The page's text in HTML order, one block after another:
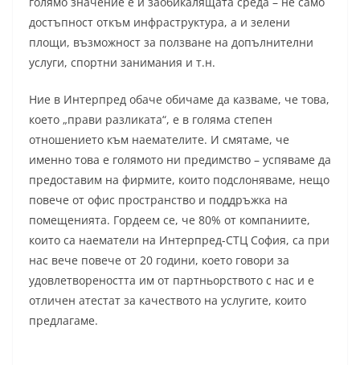
достъпност откъм инфраструктура, а и зелени
площи, възможност за ползване на допълнителни
услуги, спортни занимания и т.н.
Ние в Интерпред обаче обичаме да казваме, че това,
което „прави разликата“, е в голяма степен
отношението към наемателите. И смятаме, че
именно това е голямото ни предимство – успяваме да
предоставим на фирмите, които подслоняваме, нещо
повече от офис пространство и поддръжка на
помещенията. Гордеем се, че 80% от компаниите,
които са наематели на Интерпред-СТЦ София, са при
нас вече повече от 20 години, което говори за
удовлетвореността им от партньорството с нас и е
отличен атестат за качеството на услугите, които
предлагаме.